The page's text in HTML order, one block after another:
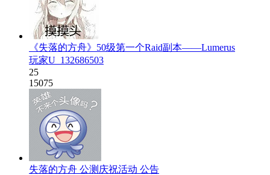
《失落的方舟》50级第一个Raid副本——Lumerus
玩家U_132686503
25
15075
失落的方舟 公测庆祝活动 公告